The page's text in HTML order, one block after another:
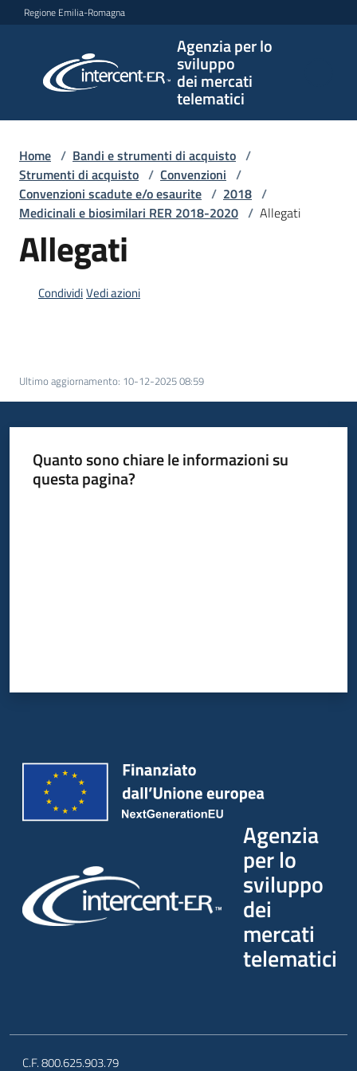
Vai al contenuto
Vai alla navigazione
Vai al footer
Regione Emilia-Romagna
Agenzia per lo
sviluppo
dei mercati
telematici
per lo
sviluppo
telematici
Bandi
Supporto
Piattaforme
Home / Bandi e strumenti di acquisto /
Strumenti di acquisto / Convenzioni /
Convenzioni scadute e/o esaurite / 2018 /
Medicinali e biosimilari RER 2018-2020 / Allegati
Allegati
CondividiVedi azioni
Ultimo aggiornamento: 10-12-2025 08:59
Quanto sono chiare le informazioni su
questa pagina?
Agenzia
per lo
sviluppo
dei
mercati
telematici
C.F. 800.625.903.79